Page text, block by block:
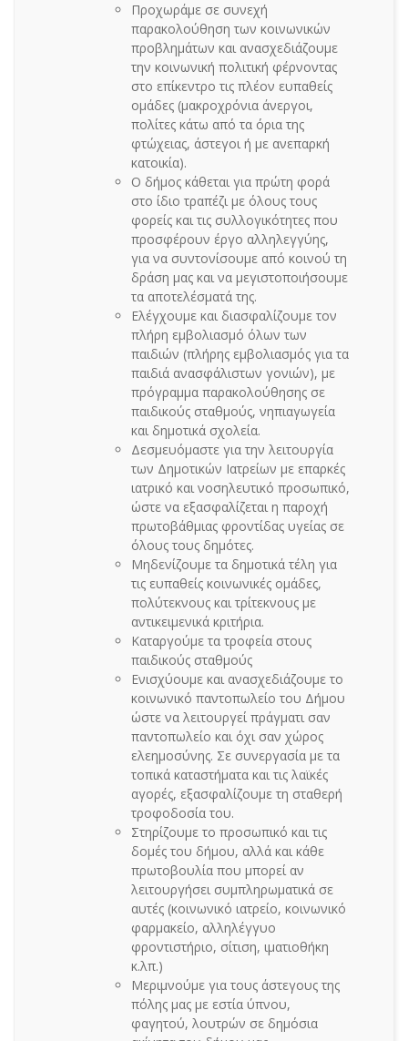
Προχωράμε σε συνεχή
παρακολούθηση των κοινωνικών
προβλημάτων και ανασχεδιάζουμε
την κοινωνική πολιτική φέρνοντας
στο επίκεντρο τις πλέον ευπαθείς
ομάδες (μακροχρόνια άνεργοι,
πολίτες κάτω από τα όρια της
φτώχειας, άστεγοι ή με ανεπαρκή
κατοικία).
Ο δήμος κάθεται για πρώτη φορά
στο ίδιο τραπέζι με όλους τους
φορείς και τις συλλογικότητες που
προσφέρουν έργο αλληλεγγύης,
για να συντονίσουμε από κοινού τη
δράση μας και να μεγιστοποιήσουμε
τα αποτελέσματά της.
Ελέγχουμε και διασφαλίζουμε τον
πλήρη εμβολιασμό όλων των
παιδιών (πλήρης εμβολιασμός για τα
παιδιά ανασφάλιστων γονιών), με
πρόγραμμα παρακολούθησης σε
παιδικούς σταθμούς, νηπιαγωγεία
και δημοτικά σχολεία.
Δεσμευόμαστε για την λειτουργία
των Δημοτικών Ιατρείων με επαρκές
ιατρικό και νοσηλευτικό προσωπικό,
ώστε να εξασφαλίζεται η παροχή
πρωτοβάθμιας φροντίδας υγείας σε
όλους τους δημότες.
Μηδενίζουμε τα δημοτικά τέλη για
τις ευπαθείς κοινωνικές ομάδες,
πολύτεκνους και τρίτεκνους με
αντικειμενικά κριτήρια.
Καταργούμε τα τροφεία στους
παιδικούς σταθμούς
Ενισχύουμε και ανασχεδιάζουμε το
κοινωνικό παντοπωλείο του Δήμου
ώστε να λειτουργεί πράγματι σαν
παντοπωλείο και όχι σαν χώρος
ελεημοσύνης. Σε συνεργασία με τα
τοπικά καταστήματα και τις λαϊκές
αγορές, εξασφαλίζουμε τη σταθερή
τροφοδοσία του.
Στηρίζουμε το προσωπικό και τις
δομές του δήμου, αλλά και κάθε
πρωτοβουλία που μπορεί αν
λειτουργήσει συμπληρωματικά σε
αυτές (κοινωνικό ιατρείο, κοινωνικό
φαρμακείο, αλληλέγγυο
φροντιστήριο, σίτιση, ιματιοθήκη
κ.λπ.)
Μεριμνούμε για τους άστεγους της
πόλης μας με εστία ύπνου,
φαγητού, λουτρών σε δημόσια